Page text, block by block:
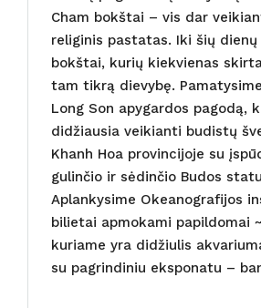
Cham bokštai – vis dar
religinis pastatas. Iki šių
bokštai, kurių kiekvienas
tam tikrą dievybę.
Long Son apygardos pagodą,
didžiausia veikianti budistų
Khanh Hoa provincijoje su
gulinčio ir sėdinčio Budos
Aplankysime Okeanografijos
bilietai apmokami papildomai
kuriame yra didžiulis
su pagrindiniu eksponatu –